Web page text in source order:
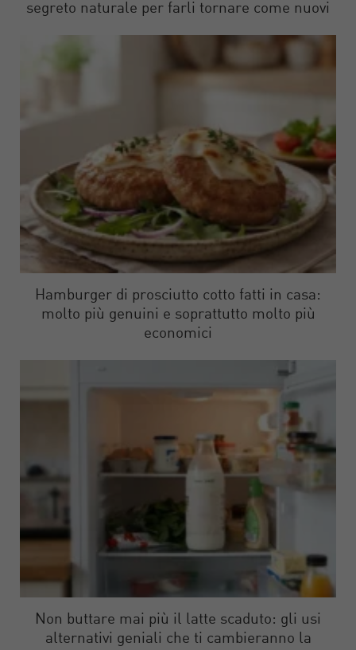
segreto naturale per farli tornare come nuovi
Hamburger di prosciutto cotto fatti in casa:
molto più genuini e soprattutto molto più
economici
Non buttare mai più il latte scaduto: gli usi
alternativi geniali che ti cambieranno la